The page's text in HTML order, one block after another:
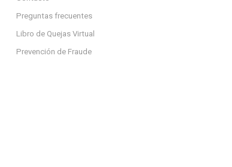
Preguntas frecuentes
Libro de Quejas Virtual
Prevención de Fraude